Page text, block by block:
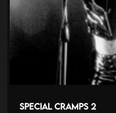
Special CRAMPS 2